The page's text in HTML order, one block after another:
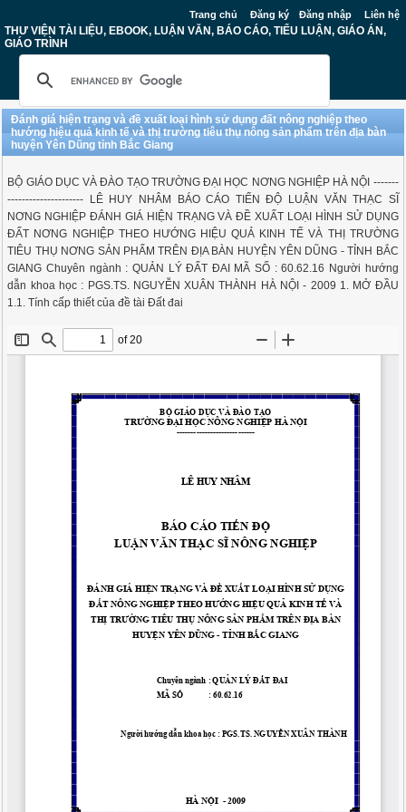
Trang chủ Đăng ký Đăng nhập Liên hệ
THƯ VIỆN TÀI LIỆU, EBOOK, LUẬN VĂN, BÁO CÁO, TIỂU LUẬN, GIÁO ÁN,
GIÁO TRÌNH
Đánh giá hiện trạng và đề xuất loại hình sử dụng đất nông nghiệp theo
hướng hiệu quả kinh tế và thị trường tiêu thụ nông sản phẩm trên địa bàn
huyện Yên Dũng tỉnh Bắc Giang
BỘ GIÁO DỤC VÀ ĐÀO TẠO TRƯỜNG ĐẠI HỌC NƠNG NGHIỆP HÀ NỘI -------
--------------------- LÊ HUY NHÂM BÁO CÁO TIẾN ĐỘ LUẬN VĂN THẠC SĨ
NƠNG NGHIỆP ĐÁNH GIÁ HIỆN TRẠNG VÀ ĐỀ XUẤT LOẠI HÌNH SỬ DỤNG
ĐẤT NƠNG NGHIỆP THEO HƯỚNG HIỆU QUẢ KINH TẾ VÀ THỊ TRƯỜNG
TIÊU THỤ NƠNG SẢN PHẨM TRÊN ĐỊA BÀN HUYỆN YÊN DŨNG - TỈNH BẮC
GIANG Chuyên ngành : QUẢN LÝ ĐẤT ĐAI MÃ SỐ : 60.62.16 Người hướng
dẫn khoa học : PGS.TS. NGUYỄN XUÂN THÀNH HÀ NỘI - 2009 1. MỞ ĐẦU
1.1. Tính cấp thiết của đề tài Đất đai